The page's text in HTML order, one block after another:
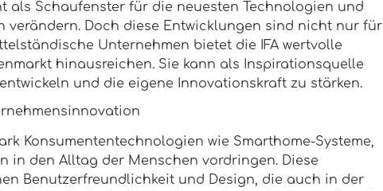
als Schaufenster für die neuesten Technologien und
verändern. Doch diese Entwicklungen sind nicht nur für
Unternehmen bietet die IFA wertvolle
hinausreichen. Sie kann als Inspirationsquelle
und die eigene Innovationskraft zu stärken.
Konsumententechnologien wie Smarthome-Systeme,
in den Alltag der Menschen vordringen. Diese
Benutzerfreundlichkeit und Design, die auch in der